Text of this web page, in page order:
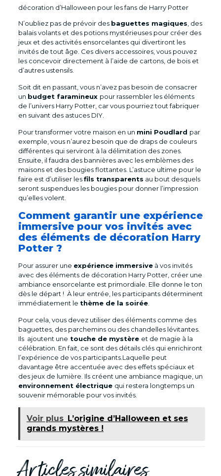
décoration d’Halloween pour les fans de Harry Potter
N’oubliez pas de prévoir des baguettes magiques , des
balais volants et des potions mystérieuses pour créer des
jeux et des activités ensorcelantes qui divertiront les
invités de tout âge. Ces divers accessoires, vous pouvez
les concevoir directement à l’aide de cartons, de bois et
d’autres ustensils.
Soit dit en passant, vous n’avez pas besoin de consacrer
un budget faramineux pour rassembler les éléments
de l’univers Harry Potter, car vous pourriez tout fabriquer
en suivant des astuces DIY.
Pour transformer votre maison en un mini Poudlard par
exemple, vous n’aurez besoin que de draps de couleurs
différentes qui serviront à la délimitation des zones.
Ensuite, il faudra des bannières avec les emblèmes des
maisons et des bougies flottantes. L’astuce ultime pour le
faire est d’utiliser lesfils transparents au bout desquels
seront suspendues les bougies pour donner l’impression
qu’elles volent.
Comment garantir une expérience
immersive pour vos invités avec
des éléments de décoration Harry
Potter ?
Pour assurer une expérience immersiveà vos invités
avec des éléments de décoration Harry Potter, créer une
ambiance ensorcelante est primordiale. Elle donne le ton
dès le départ ! À leur entrée, les participants déterminent
immédiatement le thème de la soirée.
Pour cela, vous devez utiliser des éléments comme des
baguettes, des parchemins ou des chandelles lévitantes.
Ils ajoutent une touche de mystère et de magie à la
célébration. En fait, ce sont des détails clés qui enrichiront
l’expérience de vos participants.Laquelle peut
davantage être accentuée avec des effets spéciaux et
des jeux de lumière. Ils créent une ambiance magique, un
environnement électrique qui restera longtemps un
souvenir mémorable pour vos invités.
Voir plus L’origine d’Halloween et ses
grands mystères !